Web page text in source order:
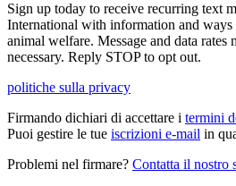
Sign up today to receive recurring text
International with information and
animal welfare. Message and data rates
necessary. Reply STOP to opt out.
politiche sulla privacy
Firmando dichiari di accettare i termini
Puoi gestire le tue iscrizioni e-mail in
Problemi nel firmare? Contatta il nostro